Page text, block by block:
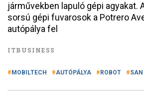
járművekben lapuló gépi agyakat.
sorsú gépi fuvarosok a Potrero
autópálya fel
ITBUSINESS
MOBILTECH AUTÓPÁLYA ROBOT